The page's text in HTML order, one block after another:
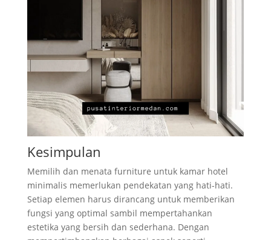
Kesimpulan
Memilih dan menata furniture untuk kamar hotel
minimalis memerlukan pendekatan yang hati-hati.
Setiap elemen harus dirancang untuk memberikan
fungsi yang optimal sambil mempertahankan
estetika yang bersih dan sederhana. Dengan